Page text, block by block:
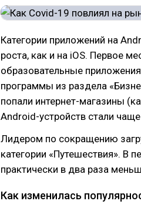
Категории приложений на
роста, как и на iOS. Первое
образовательные
программы из раздела
попали интернет-магазины
Android-устройств стали
Лидером по сокращению
категории «Путешествия». В
практически в два раза
Как изменилась